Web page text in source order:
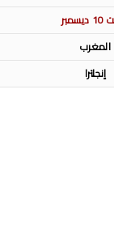
المغرب
إنجلترا